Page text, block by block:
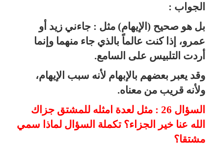
الجواب :
بل هو صحيح (الإيهام) مثل : جاءني زيد أو
عمرو، إذا كنت عالماً بالذي جاء منهما وإنما
أردت التلبيس على السامع.
وقد يعبر بعضهم بالإبهام لأنه سبب الإيهام،
ولأنه قريب من معناه.
السؤال 26 : مثل لعدة امثله للمشتق جزاك
الله عنا خير الجزاء؟ تكملة السؤال لماذا سمي
مشتقا؟